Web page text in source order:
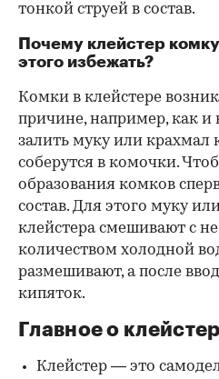
тонкой струей в состав.
Почему клейстер
этого избежать?
Комки в клейстере
причине, например, как и
залить муку или крахмал
соберутся в комочки.
образования комков
состав. Для этого муку
клейстера смешивают с
количеством холодной
размешивают, а после
кипяток.
Главное о
Клейстер — это